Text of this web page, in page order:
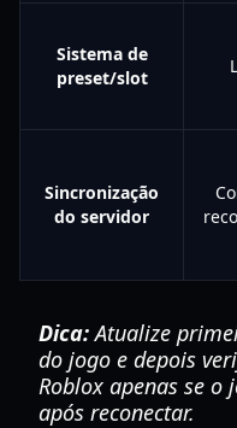
Sistema de
preset/slot
Sincronização
do servidor
Dica:Atualize
do jogo e depois
Roblox apenas se
após reconectar.